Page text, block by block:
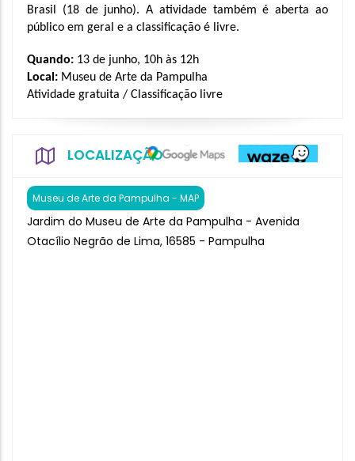
Brasil (18 de junho). A atividade também é aberta ao
público em geral e a classificação é livre.
Quando: 13 de junho, 10h às 12h
Local: Museu de Arte da Pampulha
Atividade gratuita / Classificação livre
LOCALIZAÇÃO
Museu de Arte da Pampulha - MAP
Jardim do Museu de Arte da Pampulha - Avenida
Otacílio Negrão de Lima, 16585 - Pampulha